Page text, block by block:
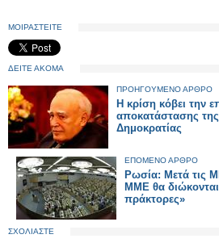
ΜΟΙΡΑΣΤΕΙΤΕ
ΔΕΙΤΕ ΑΚΟΜΑ
ΠΡΟΗΓΟΥΜΕΝΟ ΑΡΘΡΟ
Η κρίση κόβει την
αποκατάστασης της
Δημοκρατίας
ΕΠΟΜΕΝΟ ΑΡΘΡΟ
Ρωσία: Μετά τις
ΜΜΕ θα διώκονται
πράκτορες»
ΣΧΟΛΙΑΣΤΕ